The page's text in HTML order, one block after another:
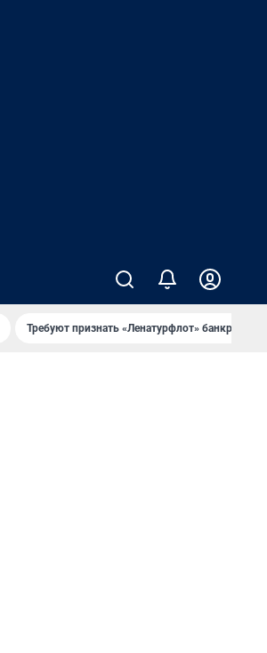
Требуют признать «Ленатурфлот» банкротом